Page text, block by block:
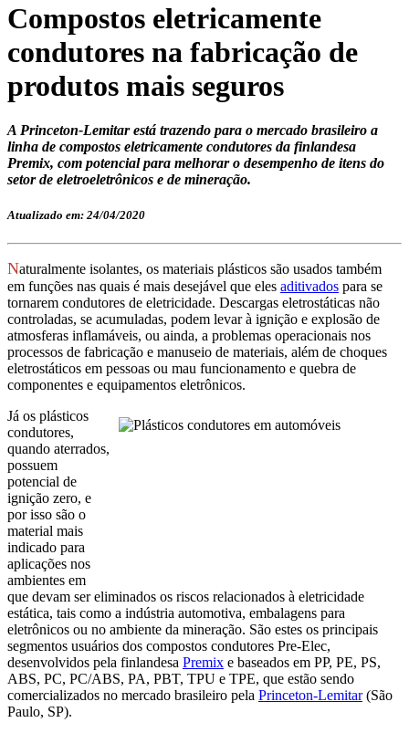
Compostos eletricamente
condutores na fabricação de
produtos mais seguros
A Princeton-Lemitar está trazendo para o mercado brasileiro a
linha de compostos eletricamente condutores da finlandesa
Premix, com potencial para melhorar o desempenho de itens do
setor de eletroeletrônicos e de mineração.
Atualizado em: 24/04/2020
Naturalmente isolantes, os materiais plásticos são usados também
em funções nas quais é mais desejável que eles aditivados para se
tornarem condutores de eletricidade. Descargas eletrostáticas não
controladas, se acumuladas, podem levar à ignição e explosão de
atmosferas inflamáveis, ou ainda, a problemas operacionais nos
processos de fabricação e manuseio de materiais, além de choques
eletrostáticos em pessoas ou mau funcionamento e quebra de
componentes e equipamentos eletrônicos.
Já os plásticos
condutores,
quando aterrados,
possuem
potencial de
ignição zero, e
por isso são o
material mais
indicado para
aplicações nos
ambientes em
que devam ser eliminados os riscos relacionados à eletricidade
estática, tais como a indústria automotiva, embalagens para
eletrônicos ou no ambiente da mineração. São estes os principais
segmentos usuários dos compostos condutores Pre-Elec,
desenvolvidos pela finlandesa Premix e baseados em PP, PE, PS,
ABS, PC, PC/ABS, PA, PBT, TPU e TPE, que estão sendo
comercializados no mercado brasileiro pela Princeton-Lemitar(São
Paulo, SP).